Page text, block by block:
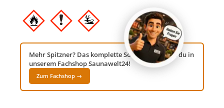
Mehr Spitzner? Das komplette Sortiment findest du in
unserem Fachshop Saunawelt24!
Zum Fachshop →